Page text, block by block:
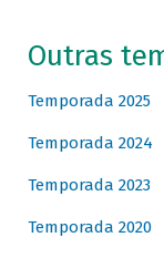
Outras
Temporada 2025
Temporada 2024
Temporada 2023
Temporada 2020